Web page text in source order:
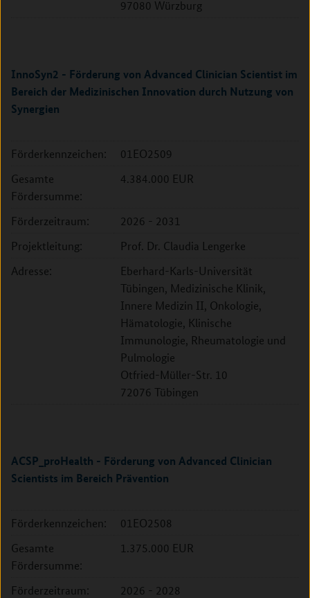
97080 Würzburg
InnoSyn2 - Förderung von Advanced Clinician Scientist im
Bereich der Medizinischen Innovation durch Nutzung von
Synergien
Förderkennzeichen:
01EO2509
Gesamte
Fördersumme:
4.384.000 EUR
Förderzeitraum:
2026 - 2031
Projektleitung:
Prof. Dr. Claudia Lengerke
Adresse:
Eberhard-Karls-Universität
Tübingen, Medizinische Klinik,
Innere Medizin II, Onkologie,
Hämatologie, Klinische
Immunologie, Rheumatologie und
Pulmologie
Otfried-Müller-Str. 10
72076 Tübingen
ACSP_proHealth - Förderung von Advanced Clinician
Scientists im Bereich Prävention
Förderkennzeichen:
01EO2508
Gesamte
Fördersumme:
1.375.000 EUR
Förderzeitraum:
2026 - 2028